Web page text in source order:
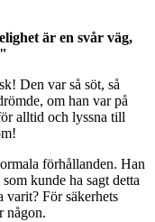
är en svår väg,
Den var så söt, så
om han var på
alltid och lyssna till
förhållanden. Han
kunde ha sagt detta
varit? För säkerhets
någon.